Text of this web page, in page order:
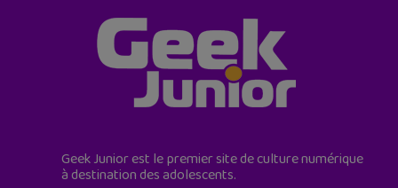
Geek Junior est le premier site de culture numérique
à destination des adolescents.